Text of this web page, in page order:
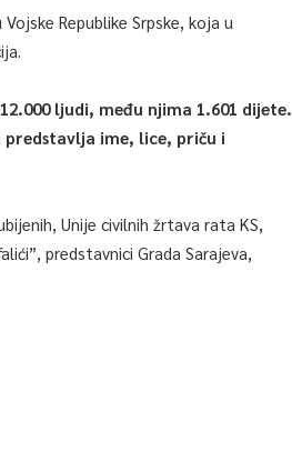
Republike Srpske, koja u
ljudi, među njima 1.601 dijete.
predstavlja ime, lice, priču i
Unije civilnih žrtava rata KS,
predstavnici Grada Sarajeva,